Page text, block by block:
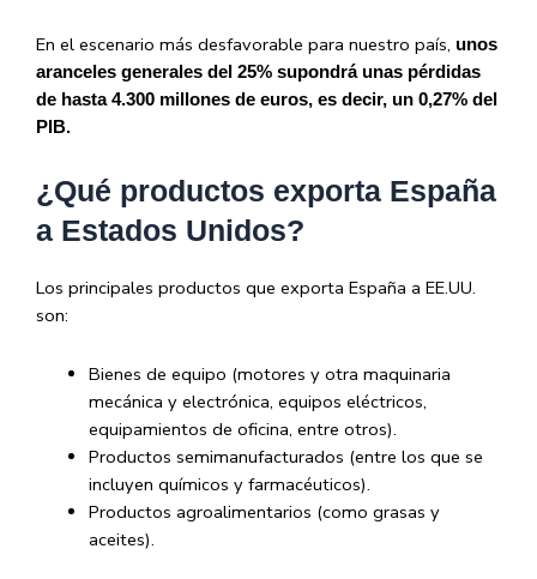
En el escenario más desfavorable para nuestro país, unos
aranceles generales del 25% supondrá unas pérdidas
de hasta 4.300 millones de euros, es decir, un 0,27% del
PIB.
¿Qué productos exporta España
a Estados Unidos?
Los principales productos que exporta España a EE.UU.
son:
Bienes de equipo (motores y otra maquinaria
mecánica y electrónica, equipos eléctricos,
equipamientos de oficina, entre otros).
Productos semimanufacturados (entre los que se
incluyen químicos y farmacéuticos).
Productos agroalimentarios (como grasas y
aceites).